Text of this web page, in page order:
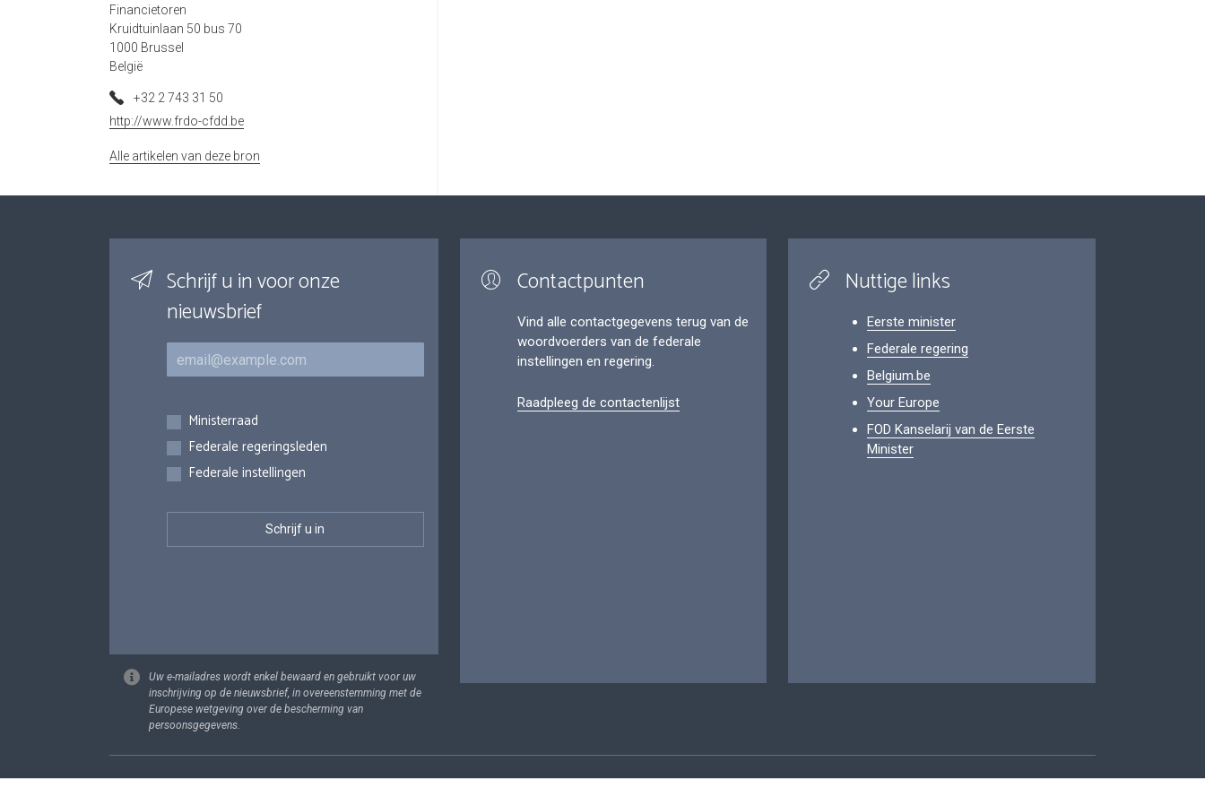
Financietoren
Kruidtuinlaan 50 bus 70
1000 Brussel
België
+32 2 743 31 50
http://www.frdo-cfdd.be
Alle artikelen van deze bron
Schrijf u in voor onze
nieuwsbrief
E-mail
Inschrijvingen
Ministerraad
Federale regeringsleden
Federale instellingen
Uw e-mailadres wordt enkel bewaard en gebruikt voor uw
inschrijving op de nieuwsbrief, in overeenstemming met de
Europese wetgeving over de bescherming van
persoonsgegevens.
Contactpunten
Vind alle contactgegevens terug van de
woordvoerders van de federale
instellingen en regering.
Raadpleeg de contactenlijst
Nuttige links
Eerste minister
Federale regering
Belgium.be
Your Europe
FOD Kanselarij van de Eerste
Minister
Footer